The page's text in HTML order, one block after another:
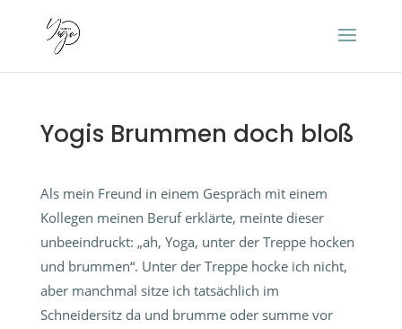
Yogis Brummen doch bloß
Als mein Freund in einem Gespräch mit einem
Kollegen meinen Beruf erklärte, meinte dieser
unbeeindruckt: „ah, Yoga, unter der Treppe hocken
und brummen“. Unter der Treppe hocke ich nicht,
aber manchmal sitze ich tatsächlich im
Schneidersitz da und brumme oder summe vor